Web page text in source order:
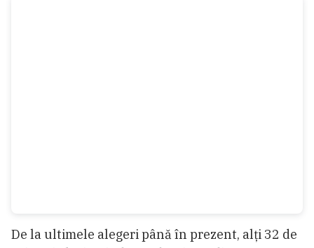
De la ultimele alegeri până în prezent, alți 32 de